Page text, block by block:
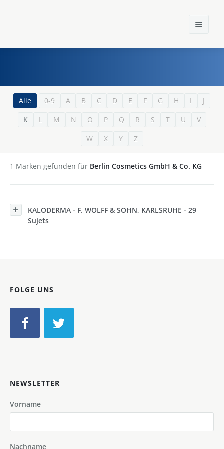
Home
Einst und Heute
Konzerne
Epoche
Alle 0-9 A B C D E F G H I
J
K
L M N O P Q R S T U
V
W
X Y Z
1 Marken gefunden für Berlin Cosmetics GmbH & Co. KG
KALODERMA - F. WOLFF & SOHN, KARLSRUHE - 29
Sujets
FOLGE UNS
NEWSLETTER
Vorname
Nachname